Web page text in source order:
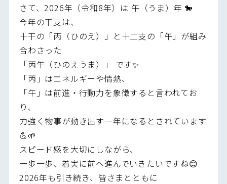
さて、2026年（令和8年）は 午（うま）年 🐎
今年の干支は、
十干の「丙（ひのえ）」と十二支の「午」が組み
合わさった
「丙午（ひのえうま）」 です✨
「丙」はエネルギーや情熱、
「午」は前進・行動力を象徴すると言われてお
り、
力強く物事が動き出す一年になるとされています
💪🌱
スピード感を大切にしながら、
一歩一歩、着実に前へ進んでいきたいですね😊
2026年も引き続き、皆さまとともに